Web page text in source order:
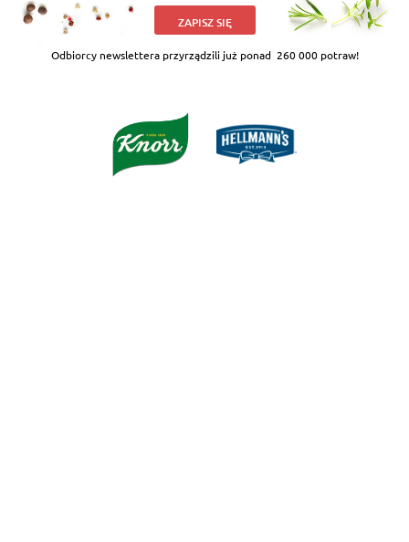
ZAPISZ SIĘ
Odbiorcy newslettera przyrządzili już ponad 260 000 potraw!